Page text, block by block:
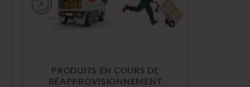
PRODUITS EN COURS DE
RÉAPPROVISIONNEMENT